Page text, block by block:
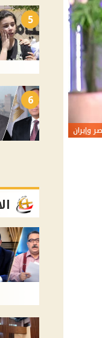
وإيران
5
6